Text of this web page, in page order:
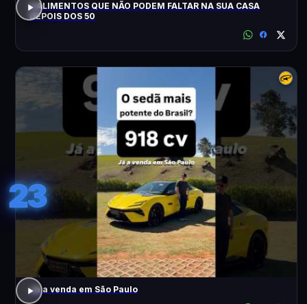
3 ALIMENTOS QUE NÃO PODEM FALTAR NA SUA CASA
DEPOIS DOS 50
23
Já a venda em São Paulo